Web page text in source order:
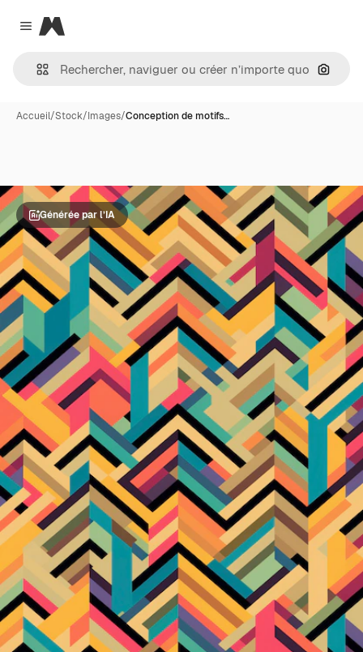
Close menu
Magnific
Accueil/Stock/Images/Conception de motifs…
Générée par l’IA